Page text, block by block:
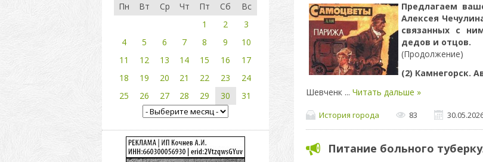
Предлагаем
Алексея
связанных с
дедов и отцов.
(Продолжение)​​​​​​​
(2) Камнегорск.
Шевченк ... Читать дальше »
История города 83
Питание больного
Пн
Вт Ср Чт Пт Сб
Вс
1
2
3
4
5 6 7 8 9
10
11
12 13 14 15 16
17
18
19 20 21 22 23
24
25
26 27 28 29 30 31